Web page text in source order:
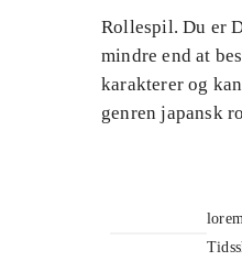
Rollespil. Du er
mindre end at
karakterer og
genren japansk